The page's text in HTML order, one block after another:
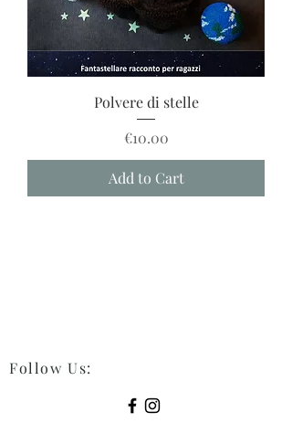
Polvere di stelle
Price
€10.00
Add to Cart
Follow Us: